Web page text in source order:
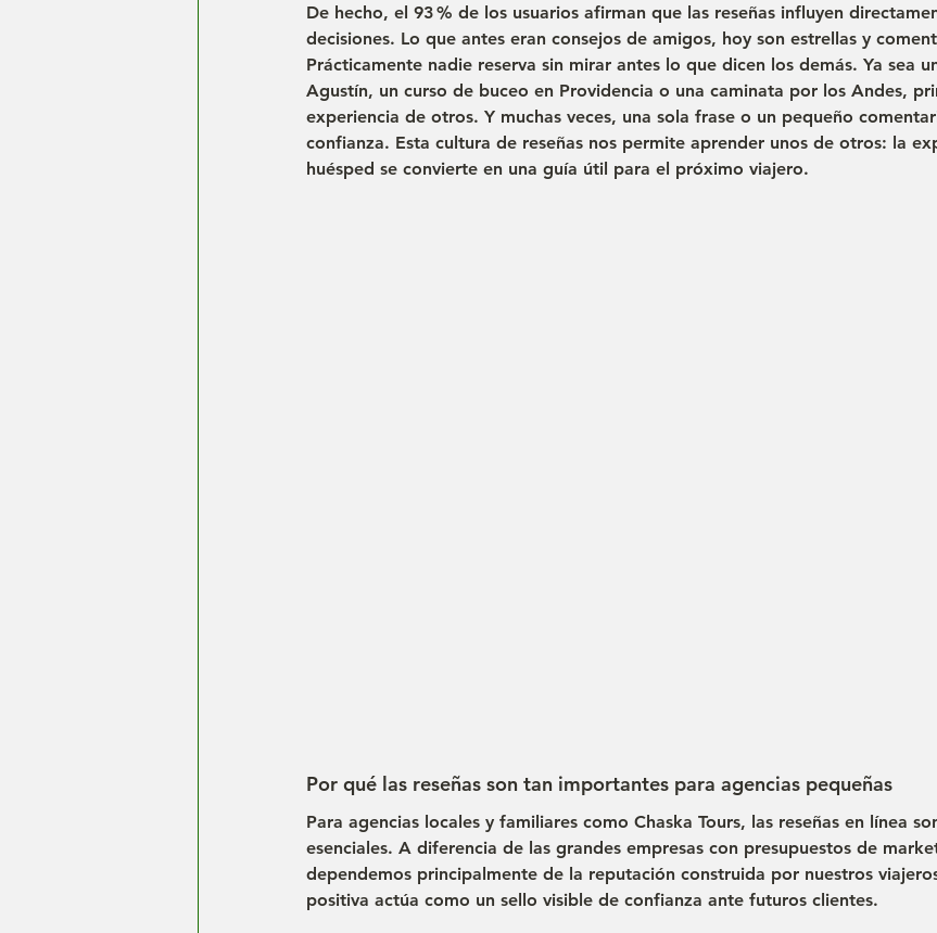
De hecho, el 93 % de los usuarios afirman que las reseñas influyen
decisiones. Lo que antes eran consejos de amigos, hoy son estrellas y
Prácticamente nadie reserva sin mirar antes lo que dicen los demás. Ya sea
Agustín, un curso de buceo en Providencia o una caminata por los Andes,
experiencia de otros. Y muchas veces, una sola frase o un pequeño
confianza. Esta cultura de reseñas nos permite aprender unos de otros: la
huésped se convierte en una guía útil para el próximo viajero.
Por qué las reseñas son tan importantes para agencias pequeñas
Para agencias locales y familiares como Chaska Tours, las reseñas en línea
esenciales. A diferencia de las grandes empresas con presupuestos de
dependemos principalmente de la reputación construida por nuestros
positiva actúa como un sello visible de confianza ante futuros clientes.